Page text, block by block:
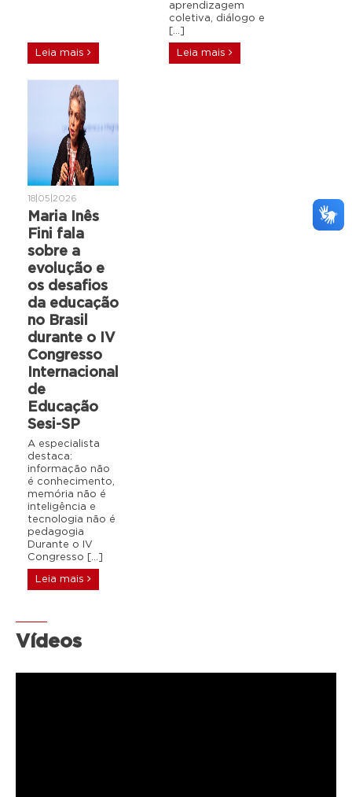
Leia mais
aprendizagem
coletiva, diálogo e
[…]
Leia mais
18|05|2026
Maria Inês
Fini fala
sobre a
evolução e
os desafios
da educação
no Brasil
durante o IV
Congresso
Internacional
de
Educação
Sesi-SP
A especialista
destaca:
informação não
é conhecimento,
memória não é
inteligência e
tecnologia não é
pedagogia
Durante o IV
Congresso […]
Leia mais
Vídeos